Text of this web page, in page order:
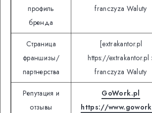
профиль
бренда
franczyza Waluty
Страница
франшизы/
партнерства
[extrakantor.pl
https://extrakantor.pl
franczyza Waluty
Репутация и
отзывы
GoWork.pl
https://